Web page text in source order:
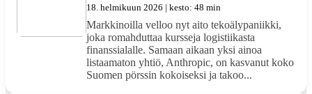
18. helmikuun 2026 | kesto: 48 min
Markkinoilla velloo nyt aito tekoälypaniikki,
joka romahduttaa kursseja logistiikasta
finanssialalle. Samaan aikaan yksi ainoa
listaamaton yhtiö, Anthropic, on kasvanut koko
Suomen pörssin kokoiseksi ja takoo...